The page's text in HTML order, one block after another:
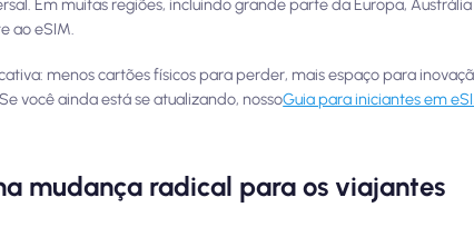
Em muitas regiões, incluindo grande parte da Europa,
ao eSIM.
menos cartões físicos para perder, mais espaço para
você ainda está se atualizando, nossoGuia para iniciantes em
mudança radical para os viajantes